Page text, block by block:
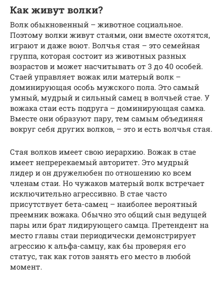
Как живут волки?
Волк обыкновенный – животное социальное.
Поэтому волки живут стаями, они вместе охотятся,
играют и даже воют. Волчья стая – это семейная
группа, которая состоит из животных разных
возрастов и может насчитывать от 3 до 40 особей.
Стаей управляет вожак или матерый волк –
доминирующая особь мужского пола. Это самый
умный, мудрый и сильный самец в волчьей стае. У
вожака стаи есть подруга – доминирующая самка.
Вместе они образуют пару, тем самым объединяя
вокруг себя других волков, – это и есть волчья стая.
Стая волков имеет свою иерархию. Вожак в стае
имеет непререкаемый авторитет. Это мудрый
лидер и он дружелюбен по отношению ко всем
членам стаи. Но чужаков матерый волк встречает
исключительно агрессивно. В стае часто
присутствует бета-самец – наиболее вероятный
преемник вожака. Обычно это общий сын ведущей
пары или брат лидирующего самца. Претендент на
место главы стаи периодически демонстрирует
агрессию к aльфа-самцу, как бы проверяя его
статус, так как готов занять его место в любой
момент.